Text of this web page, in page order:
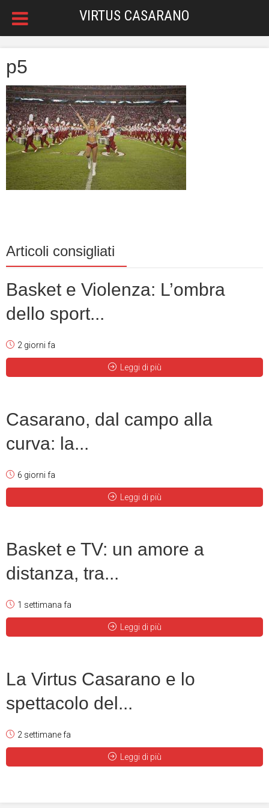
VIRTUS CASARANO
p5
Articoli consigliati
Basket e Violenza: L’ombra
dello sport...
2 giorni fa
Leggi di più
Casarano, dal campo alla
curva: la...
6 giorni fa
Leggi di più
Basket e TV: un amore a
distanza, tra...
1 settimana fa
Leggi di più
La Virtus Casarano e lo
spettacolo del...
2 settimane fa
Leggi di più